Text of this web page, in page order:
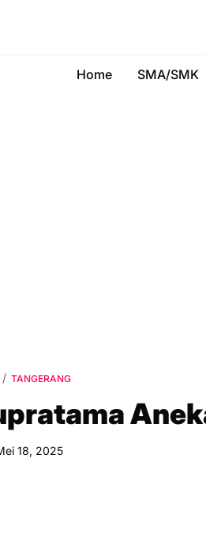
Home SMA/SMK
TANGERANG
18, 2025